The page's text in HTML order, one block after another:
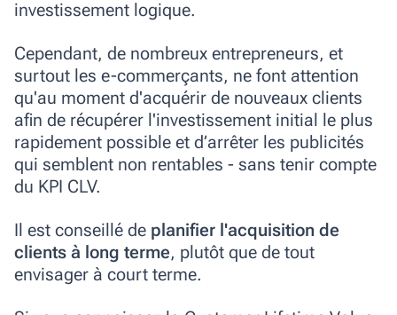
investissement logique.
Cependant, de nombreux entrepreneurs, et
surtout les e-commerçants, ne font attention
qu'au moment d'acquérir de nouveaux clients
afin de récupérer l'investissement initial le plus
rapidement possible et d’arrêter les publicités
qui semblent non rentables - sans tenir compte
du KPI CLV.
Il est conseillé de planifier l'acquisition de
clients à long terme, plutôt que de tout
envisager à court terme.